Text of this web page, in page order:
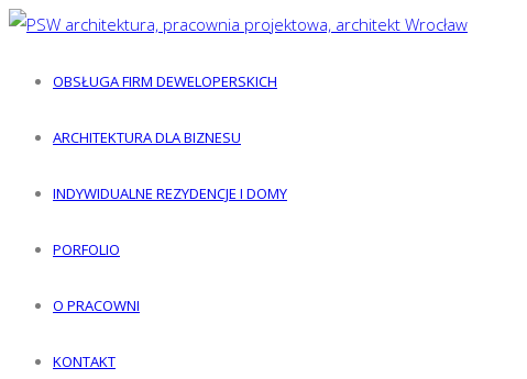
OBSŁUGA FIRM DEWELOPERSKICH
ARCHITEKTURA DLA BIZNESU
INDYWIDUALNE REZYDENCJE I DOMY
PORFOLIO
O PRACOWNI
KONTAKT